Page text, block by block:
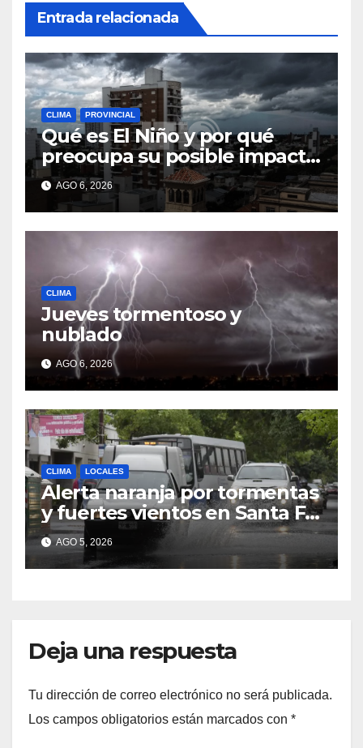
Entrada relacionada
CLIMA PROVINCIAL
Qué es El Niño y por qué
preocupa su posible impacto
en Argentina
AGO 6, 2026
CLIMA
Jueves tormentoso y
nublado
AGO 6, 2026
CLIMA LOCALES
Alerta naranja por tormentas
y fuertes vientos en Santa Fe:
anuncian ráfagas de hasta 90
km/h, granizo y un brusco
descenso de temperatura
AGO 5, 2026
Deja una respuesta
Tu dirección de correo electrónico no será publicada.
Los campos obligatorios están marcados con *